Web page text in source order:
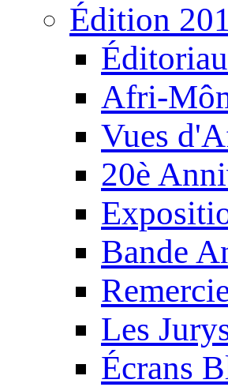
Édition
Afri-
Vues
20è
Bande
Les
Écrans